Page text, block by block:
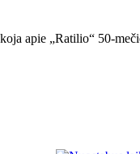
apie „Ratilio“ 50-